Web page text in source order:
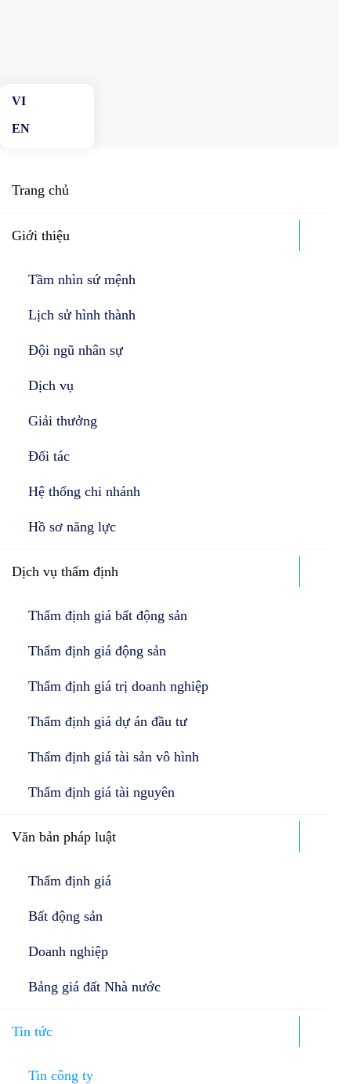
Trang chủ
Giới thiệu
Tầm nhìn sứ mệnh
Lịch sử hình thành
Đội ngũ nhân sự
Dịch vụ
Giải thưởng
Đối tác
Hệ thống chi nhánh
Hồ sơ năng lực
Dịch vụ thẩm định
Thẩm định giá bất động sản
Thẩm định giá động sản
Thẩm định giá trị doanh nghiệp
Thẩm định giá dự án đầu tư
Thẩm định giá tài sản vô hình
Thẩm định giá tài nguyên
Văn bản pháp luật
Thẩm định giá
Bất động sản
Doanh nghiệp
Bảng giá đất Nhà nước
Tin tức
Tin công ty